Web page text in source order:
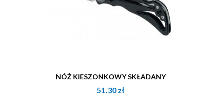
NÓŻ KIESZONKOWY SKŁADANY
51.30 zł